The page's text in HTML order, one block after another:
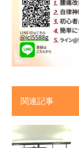
関連記事